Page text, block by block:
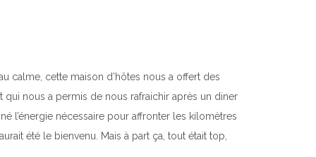
calme, cette maison d’hôtes nous a offert des
nous a permis de nous rafraichir après un diner
l’énergie nécessaire pour affronter les kilomètres
été le bienvenu. Mais à part ça, tout était top,